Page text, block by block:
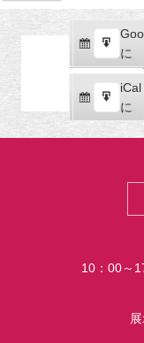
の
カ
テ
ゴ
示
で
購
読
iCal
で
購
読
に
エ
ク
ス
ポ
iCal
に
エ
ク
10：00～